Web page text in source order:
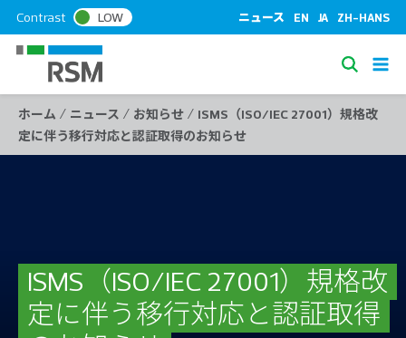
k
t
Contrast LOW ニュース EN JA ZH-HANS
S
e
a
ホーム / ニュース / お知らせ / ISMS（ISO/IEC 27001）規格改
定に伴う移行対応と認証取得のお知らせ
ISMS（ISO/IEC 27001）規格改
定に伴う移行対応と認証取得